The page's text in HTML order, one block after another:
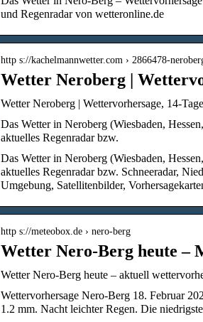
und Regenradar von wetteronline.de
http s://kachelmannwetter.com › 2866478-
Wetter Neroberg |
Wetter Neroberg | Wettervorhersage, 14-
Das Wetter in Neroberg (Wiesbaden,
aktuelles Regenradar bzw.
Das Wetter in Neroberg (Wiesbaden,
aktuelles Regenradar bzw. Schneeradar,
Umgebung, Satellitenbilder,
http s://meteobox.de › nero-berg
Wetter Nero-Berg heute –
Wetter Nero-Berg heute – aktuell
Wettervorhersage Nero-Berg 18. Februar
1.2 mm. Nacht leichter Regen. Die